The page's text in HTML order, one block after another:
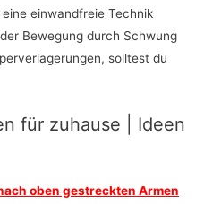
einwandfreie Technik
Bewegung durch Schwung
solltest du
für zuhause | Ideen
oben gestreckten Armen